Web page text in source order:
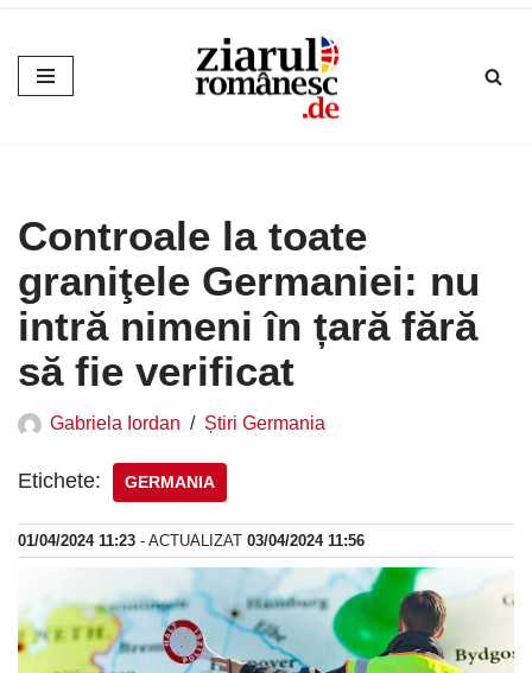
Sari
la
Controale la toate
graniţele Germaniei: nu
intră nimeni în țară fără
să fie verificat
Gabriela Iordan Știri Germania
Etichete: GERMANIA
01/04/2024 11:23 - ACTUALIZAT 03/04/2024 11:56